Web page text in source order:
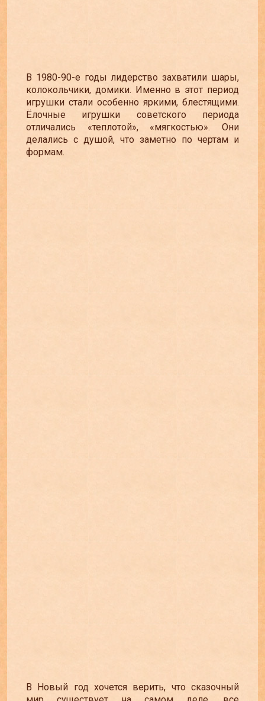
В 1980-90-е годы лидерство захватили шары,
колокольчики, домики. Именно в этот период
игрушки стали особенно яркими, блестящими.
Ёлочные игрушки советского периода
отличались «теплотой», «мягкостью». Они
делались с душой, что заметно по чертам и
формам.
В Новый год хочется верить, что сказочный